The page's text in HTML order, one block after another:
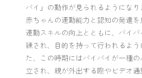
バイ」の動作が見られるようにな
赤ちゃんの運動能力と認知の発達を
運動スキルの向上とともに、バイ
練され、目的を持って行われるよう
た、この時期にはバイバイが一種
立され、親が外出する際やビデオ通